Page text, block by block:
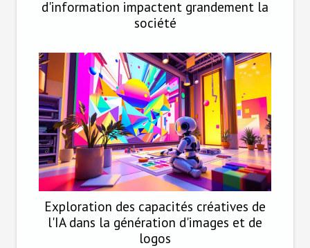
d'information impactent grandement la
société
Exploration des capacités créatives de
l'IA dans la génération d'images et de
logos